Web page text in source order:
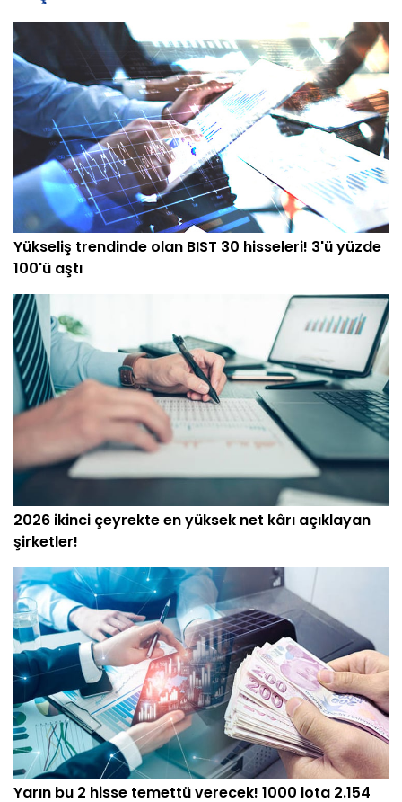
Yükseliş trendinde olan BIST 30 hisseleri! 3'ü yüzde
100'ü aştı
2026 ikinci çeyrekte en yüksek net kârı açıklayan
şirketler!
Yarın bu 2 hisse temettü verecek! 1000 lota 2.154